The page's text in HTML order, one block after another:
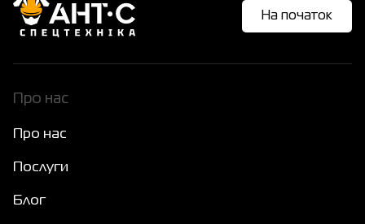
На початок
Про нас
Про нас
Послуги
Блог